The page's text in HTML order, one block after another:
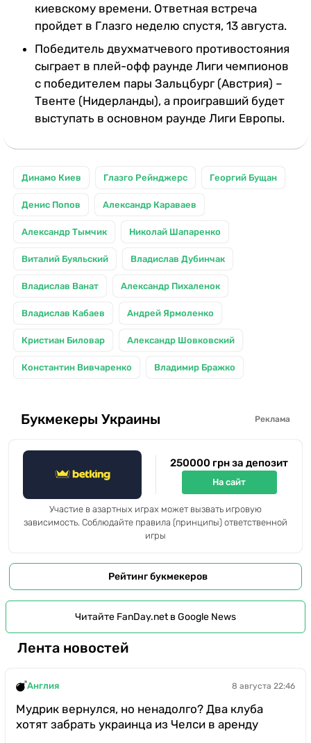
киевскому времени. Ответная встреча
пройдет в Глазго неделю спустя, 13 августа.
Победитель двухматчевого противостояния
сыграет в плей-офф раунде Лиги чемпионов
с победителем пары Зальцбург (Австрия) –
Твенте (Нидерланды), а проигравший будет
выступать в основном раунде Лиги Европы.
Динамо Киев Глазго Рейнджерс Георгий Бущан
Денис Попов Александр Караваев
Aлександр Тымчик Николай Шапаренко
Виталий Буяльский Владислав Дубинчак
Владислав Ванат Александр Пихаленок
Владислав Кабаев Андрей Ярмоленко
Кристиан Биловар Александр Шовковский
Константин Вивчаренко Владимир Бражко
Букмекеры Украины Реклама
250000 грн за депозит
На сайт
Участие в азартных играх может вызвать игровую
зависимость. Соблюдайте правила (принципы) ответственной
игры
Рейтинг букмекеров
Читайте FanDay.net в Google News
Лента новостей
Англия 8 августа 22:46
Мудрик вернулся, но ненадолго? Два клуба
хотят забрать украинца из Челси в аренду